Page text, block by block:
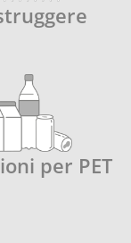
per PET